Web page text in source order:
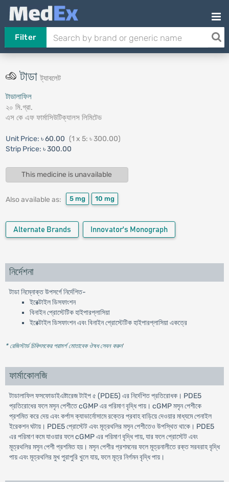
Filter
টাডাট্যাবলেট
টাডালাফিল
২০ মি.গ্রা.
এস কে এফ ফার্মাসিউটিক্যালস লিমিটেড
Unit Price: ৳ 60.00 (1 x 5: ৳ 300.00)
Strip Price: ৳ 300.00
This medicine is unavailable
Also available as: 5 mg 10 mg
Alternate Brands Innovator's Monograph
নির্দেশনা
টাডা নিম্নোক্ত উপসর্গে নির্দেশিত-
ইরেক্টাইল ডিসফাংশন
বিনাইন প্রোস্টেটিক হাইপারপ্লাসিয়া
ইরেক্টাইল ডিসফাংশন এবং বিনাইন প্রোস্টেটিক হাইপারপ্লাসিয়া একত্রে
* রেজিস্টার্ড চিকিৎসকের পরামর্শ মোতাবেক ঔষধ সেবন করুন'
ফার্মাকোলজি
টাডালাফিল ফসফোডাইএষ্টারেজ টাইপ ৫ (PDE5) এর নির্দেশিত প্রতিরোধক। PDE5
প্রতিরোধের ফলে মসৃন পেশীতে cGMP এর পরিমাণ বৃদ্ধি পায়। cGMP মসৃন পেশীকে
প্রশমিত করে দেয় এবং কর্পাস ক্যাভার্নোসামে রক্তের প্রবাহ বাড়িয়ে দেওয়ার মাধ্যমে পেনাইল
ইরেকশন ঘটায়। PDE5 প্রোস্টেট এবং মূত্রথলির মসৃন পেশীতেও উপস্থিত থাকে। PDE5
এর পরিমাণ কমে যাওয়ার ফলে cGMP এর পরিমাণ বৃদ্ধি পায়, যার ফলে প্রোস্টেট এবং
মূত্রথলির মসৃন পেশী প্রশমিত হয়। মসৃন পেশীর প্রশমনের ফলে মূত্রনালীতে রক্ত সরবরাহ বৃদ্ধি
পায় এবং মূত্রথলির মুখ পুরাপুরি খুলে যায়, ফলে মূত্র নির্গমন বৃদ্ধি পায়।